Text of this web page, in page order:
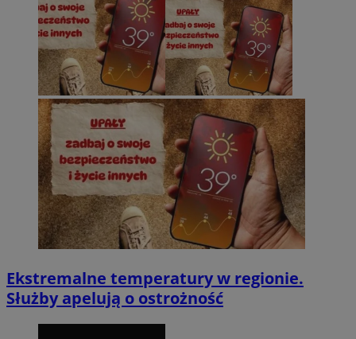
Ekstremalne temperatury w regionie.
Służby apelują o ostrożność